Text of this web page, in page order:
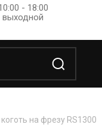
- 18:00
на фрезу RS1300